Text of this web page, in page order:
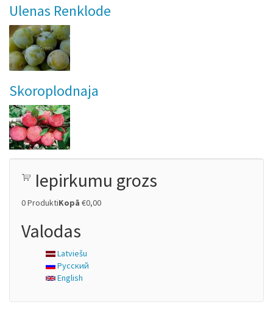
Ulenas Renklode
Skoroplodnaja
Iepirkumu grozs
0ProduktiKopā €0,00
Valodas
Latviešu
Русский
English